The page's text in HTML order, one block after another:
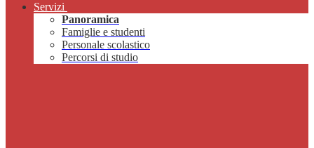
Servizi
Panoramica
Famiglie e studenti
Personale scolastico
Percorsi di studio